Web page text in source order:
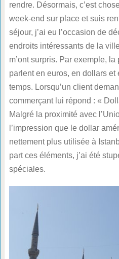
rendre. Désormais, c’est
week-end sur place et suis
séjour, j’ai eu l’occasion de
endroits intéressants de la
m’ont surpris. Par exemple,
parlent en euros, en dollars et
temps. Lorsqu’un client
commerçant lui répond : «
Malgré la proximité avec
l’impression que le dollar
nettement plus utilisée à
part ces éléments, j’ai été
spéciales.